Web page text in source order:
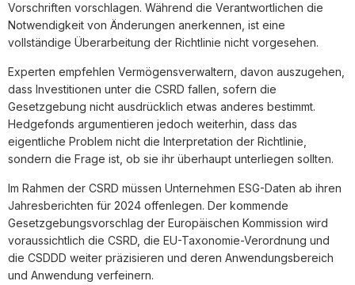
Vorschriften vorschlagen. Während die Verantwortlichen die
Notwendigkeit von Änderungen anerkennen, ist eine
vollständige Überarbeitung der Richtlinie nicht vorgesehen.
Experten empfehlen Vermögensverwaltern, davon auszugehen,
dass Investitionen unter die CSRD fallen, sofern die
Gesetzgebung nicht ausdrücklich etwas anderes bestimmt.
Hedgefonds argumentieren jedoch weiterhin, dass das
eigentliche Problem nicht die Interpretation der Richtlinie,
sondern die Frage ist, ob sie ihr überhaupt unterliegen sollten.
Im Rahmen der CSRD müssen Unternehmen ESG-Daten ab ihren
Jahresberichten für 2024 offenlegen. Der kommende
Gesetzgebungsvorschlag der Europäischen Kommission wird
voraussichtlich die CSRD, die EU-Taxonomie-Verordnung und
die CSDDD weiter präzisieren und deren Anwendungsbereich
und Anwendung verfeinern.